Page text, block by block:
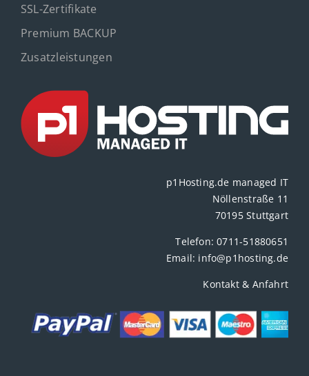
SSL-Zertifikate
Premium BACKUP
Zusatzleistungen
p1Hosting.de managed IT
Nöllenstraße 11
70195 Stuttgart
Telefon:0711-51880651
Email: info@p1hosting.de
Kontakt & Anfahrt